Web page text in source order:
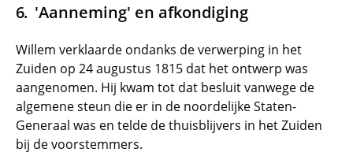
'Aanneming' en afkondiging
Willem verklaarde ondanks de verwerping in het
Zuiden op 24 augustus 1815 dat het ontwerp was
aangenomen. Hij kwam tot dat besluit vanwege de
algemene steun die er in de noordelijke Staten-
Generaal was en telde de thuisblijvers in het Zuiden
bij de voorstemmers.